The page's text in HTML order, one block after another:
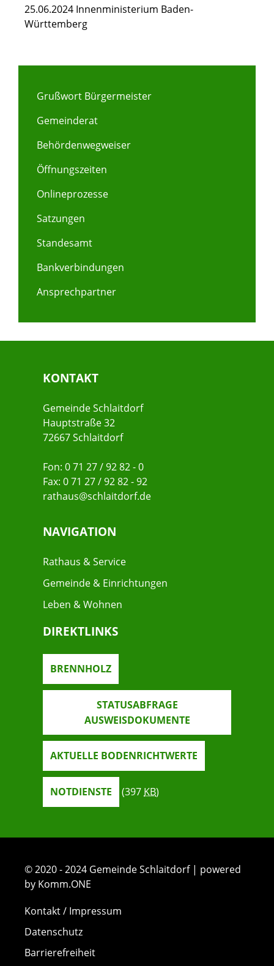
25.06.2024 Innenministerium Baden-
Württemberg
Grußwort Bürgermeister
Gemeinderat
Behördenwegweiser
Öffnungszeiten
Onlineprozesse
Satzungen
Standesamt
Bankverbindungen
Ansprechpartner
KONTAKT
Gemeinde Schlaitdorf
Hauptstraße 32
72667 Schlaitdorf
Fon: 0 71 27 / 92 82 - 0
Fax: 0 71 27 / 92 82 - 92
rathaus@schlaitdorf.de
NAVIGATION
Rathaus & Service
Gemeinde & Einrichtungen
Leben & Wohnen
DIREKTLINKS
BRENNHOLZ
STATUSABFRAGE
AUSWEISDOKUMENTE
AKTUELLE BODENRICHTWERTE
NOTDIENSTE (397 KB)
© 2020 - 2024 Gemeinde Schlaitdorf | powered
by Komm.ONE
Kontakt / Impressum
Datenschutz
Barrierefreiheit